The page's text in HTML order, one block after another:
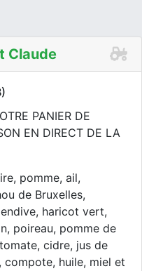
Claude
PANIER DE
EN DIRECT DE LA
pomme, ail,
de Bruxelles,
haricot vert,
poireau, pomme de
cidre, jus de
huile, miel et